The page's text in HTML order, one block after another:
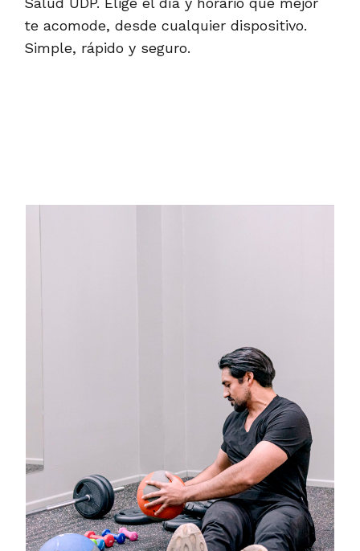
te acomode, desde cualquier dispositivo.
Simple, rápido y seguro.